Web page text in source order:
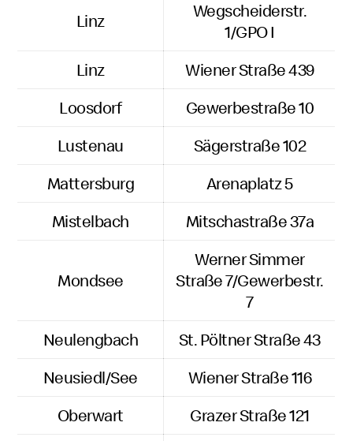
Linz
Wegscheiderstr.
1/GPO I
Linz
Wiener Straße 439
Loosdorf
Gewerbestraße 10
Lustenau
Sägerstraße 102
Mattersburg
Arenaplatz 5
Mistelbach
Mitschastraße 37a
Mondsee
Werner Simmer
Straße 7/Gewerbestr.
7
Neulengbach
St. Pöltner Straße 43
Neusiedl/See
Wiener Straße 116
Oberwart
Grazer Straße 121